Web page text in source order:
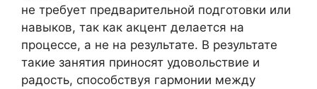
не требует предварительной подготовки или
навыков, так как акцент делается на
процессе, а не на результате. В результате
такие занятия приносят удовольствие и
радость, способствуя гармонии между